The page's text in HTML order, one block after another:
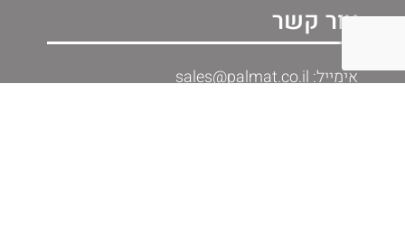
צור קשר
אימייל: sales@palmat.co.il